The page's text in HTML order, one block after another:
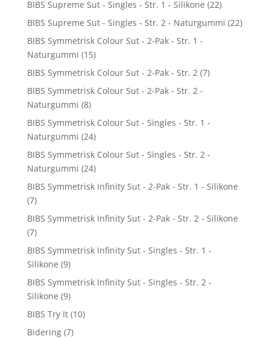
BIBS Supreme Sut - Singles - Str. 1 - Silikone (22)
BIBS Supreme Sut - Singles - Str. 2 - Naturgummi (22)
BIBS Symmetrisk Colour Sut - 2-Pak - Str. 1 -
Naturgummi (15)
BIBS Symmetrisk Colour Sut - 2-Pak - Str. 2 (7)
BIBS Symmetrisk Colour Sut - 2-Pak - Str. 2 -
Naturgummi (8)
BIBS Symmetrisk Colour Sut - Singles - Str. 1 -
Naturgummi (24)
BIBS Symmetrisk Colour Sut - Singles - Str. 2 -
Naturgummi (24)
BIBS Symmetrisk Infinity Sut - 2-Pak - Str. 1 - Silikone
(7)
BIBS Symmetrisk Infinity Sut - 2-Pak - Str. 2 - Silikone
(7)
BIBS Symmetrisk Infinity Sut - Singles - Str. 1 -
Silikone (9)
BIBS Symmetrisk Infinity Sut - Singles - Str. 2 -
Silikone (9)
BIBS Try It (10)
Bidering (7)